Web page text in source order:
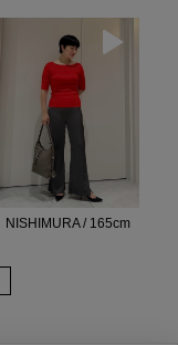
NISHIMURA / 165cm